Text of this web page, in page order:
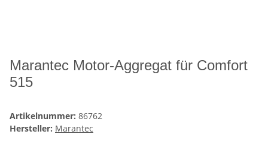
Marantec Motor-Aggregat für Comfort
515
Artikelnummer: 86762
Hersteller: Marantec